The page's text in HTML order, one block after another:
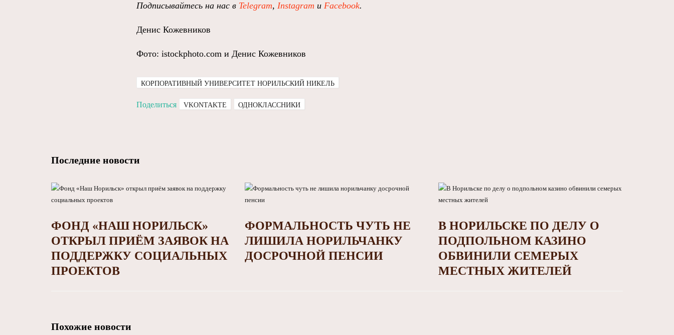
Подписывайтесь на нас в Telegram, Instagram и Facebook.
Денис Кожевников
Фото: istockphoto.com и Денис Кожевников
КОРПОРАТИВНЫЙ УНИВЕРСИТЕТ НОРИЛЬСКИЙ НИКЕЛЬ
Поделиться VKONTAKTE ОДНОКЛАССНИКИ
Последние новости
ФОНД «НАШ НОРИЛЬСК»
ОТКРЫЛ ПРИЁМ ЗАЯВОК НА
ПОДДЕРЖКУ СОЦИАЛЬНЫХ
ПРОЕКТОВ
ФОРМАЛЬНОСТЬ ЧУТЬ НЕ
ЛИШИЛА НОРИЛЬЧАНКУ
ДОСРОЧНОЙ ПЕНСИИ
В НОРИЛЬСКЕ ПО ДЕЛУ О
ПОДПОЛЬНОМ КАЗИНО
ОБВИНИЛИ СЕМЕРЫХ
МЕСТНЫХ ЖИТЕЛЕЙ
Похожие новости